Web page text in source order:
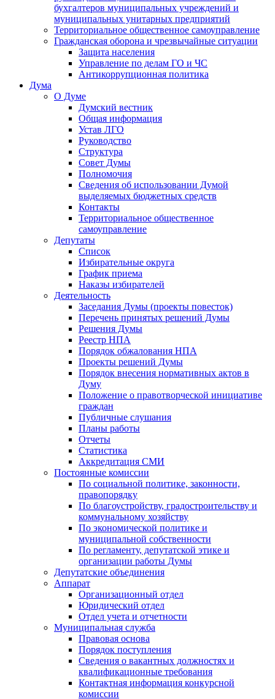
бухгалтеров муниципальных учреждений и
муниципальных унитарных предприятий
Территориальное общественное самоуправление
Гражданская оборона и чрезвычайные ситуации
Защита населения
Управление по делам ГО и ЧС
Антикоррупционная политика
Дума
О Думе
Думский вестник
Общая информация
Устав ЛГО
Руководство
Структура
Совет Думы
Полномочия
Сведения об использовании Думой
выделяемых бюджетных средств
Контакты
Территориальное общественное
самоуправление
Депутаты
Список
Избирательные округа
График приема
Наказы избирателей
Деятельность
Заседания Думы (проекты повесток)
Перечень принятых решений Думы
Решения Думы
Реестр НПА
Порядок обжалования НПА
Проекты решений Думы
Порядок внесения нормативных актов в
Думу
Положение о правотворческой инициативе
граждан
Публичные слушания
Планы работы
Отчеты
Статистика
Аккредитация СМИ
Постоянные комиссии
По социальной политике, законности,
правопорядку
По благоустройству, градостроительству и
коммунальному хозяйству
По экономической политике и
муниципальной собственности
По регламенту, депутатской этике и
организации работы Думы
Депутатские объединения
Аппарат
Организационный отдел
Юридический отдел
Отдел учета и отчетности
Муниципальная служба
Правовая основа
Порядок поступления
Сведения о вакантных должностях и
квалификационные требования
Контактная информация конкурсной
комиссии